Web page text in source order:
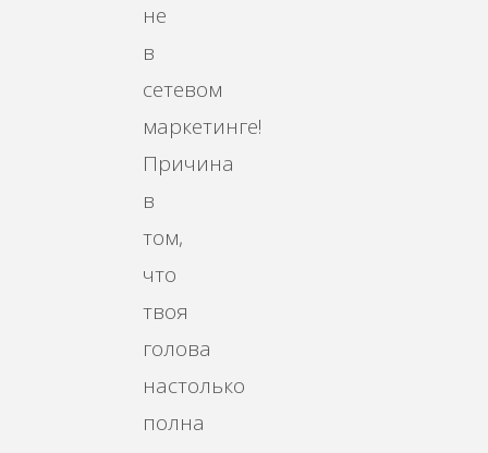
не
в
сетевом
маркетинге!
Причина
в
том,
что
твоя
голова
настолько
полна